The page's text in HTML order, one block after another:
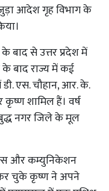
आदेश गृह विभाग के
से उत्तर प्रदेश में
के बाद राज्य में कई
एस. चौहान, आर. के.
कृष्ण शामिल हैं। वर्ष
नगर जिले के मूल
और कम्युनिकेशन
कर चुके कृष्ण ने अपने